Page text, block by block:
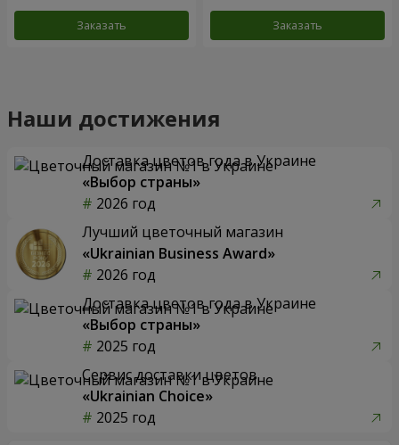
Заказать Заказать
Наши достижения
Доставка цветов года в Украине
«Выбор страны»
2026 год
Лучший цветочный магазин
«Ukrainian Business Award»
2026 год
Доставка цветов года в Украине
«Выбор страны»
2025 год
Сервис доставки цветов
«Ukrainian Choice»
2025 год